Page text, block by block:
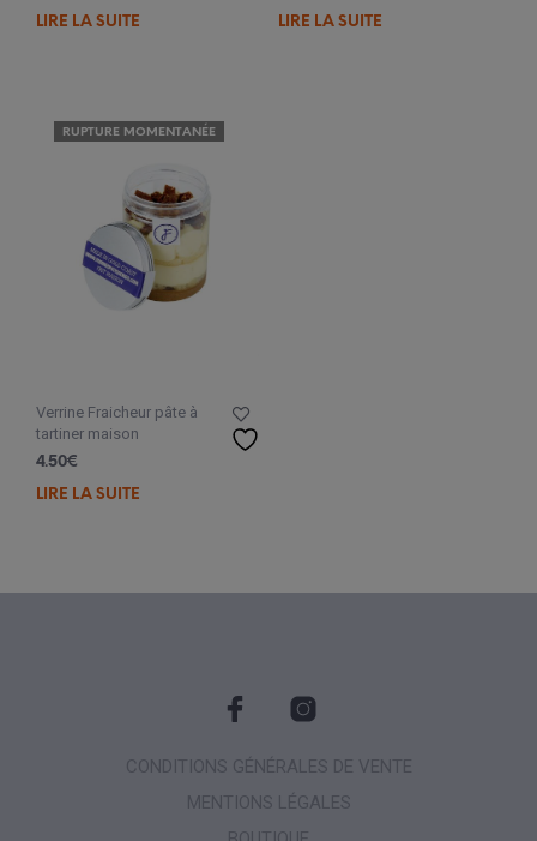
LIRE LA SUITE LIRE LA SUITE
RUPTURE MOMENTANÉE
Verrine Fraicheur pâte à
tartiner maison
4.50€
LIRE LA SUITE
CONDITIONS GÉNÉRALES DE VENTE
MENTIONS LÉGALES